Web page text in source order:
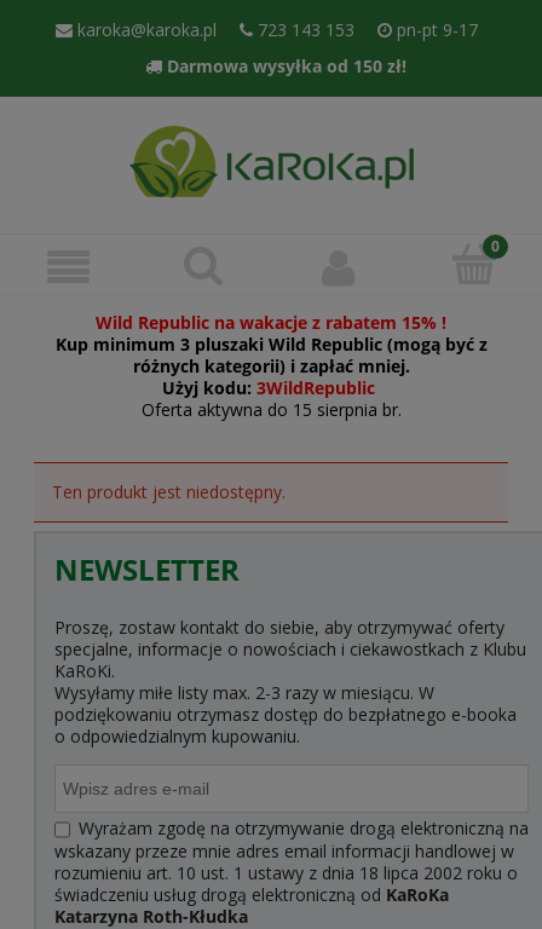
karoka@karoka.pl 723 143 153
pn-pt 9-17
Darmowa wysyłka od 150 zł!
Wild Republic na wakacje z rabatem 15% !
Kup minimum 3 pluszaki Wild Republic (mogą być z
różnych kategorii) i zapłać mniej.
Użyj kodu: 3WildRepublic
Oferta aktywna do 15 sierpnia br.
Ten produkt jest niedostępny.
NEWSLETTER
Proszę, zostaw kontakt do siebie, aby otrzymywać oferty
specjalne, informacje o nowościach i ciekawostkach z Klubu
KaRoKi.
Wysyłamy miłe listy max. 2-3 razy w miesiącu. W
podziękowaniu otrzymasz dostęp do bezpłatnego e-booka
o odpowiedzialnym kupowaniu.
Wyrażam zgodę na otrzymywanie drogą elektroniczną na
wskazany przeze mnie adres email informacji handlowej w
rozumieniu art. 10 ust. 1 ustawy z dnia 18 lipca 2002 roku o
świadczeniu usług drogą elektroniczną od KaRoKa
Katarzyna Roth-Kłudka